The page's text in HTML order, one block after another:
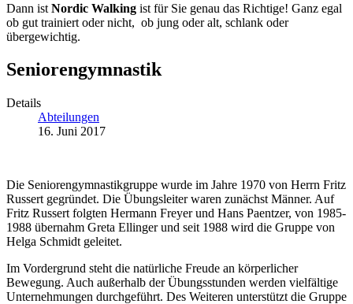
Dann ist Nordic Walking ist für Sie genau das Richtige! Ganz egal
ob gut trainiert oder nicht, ob jung oder alt, schlank oder
übergewichtig.
Seniorengymnastik
Details
Abteilungen
16. Juni 2017
Die Seniorengymnastikgruppe wurde im Jahre 1970 von Herrn Fritz
Russert gegründet. Die Übungsleiter waren zunächst Männer. Auf
Fritz Russert folgten Hermann Freyer und Hans Paentzer, von 1985-
1988 übernahm Greta Ellinger und seit 1988 wird die Gruppe von
Helga Schmidt geleitet.
Im Vordergrund steht die natürliche Freude an körperlicher
Bewegung. Auch außerhalb der Übungsstunden werden vielfältige
Unternehmungen durchgeführt. Des Weiteren unterstützt die Gruppe